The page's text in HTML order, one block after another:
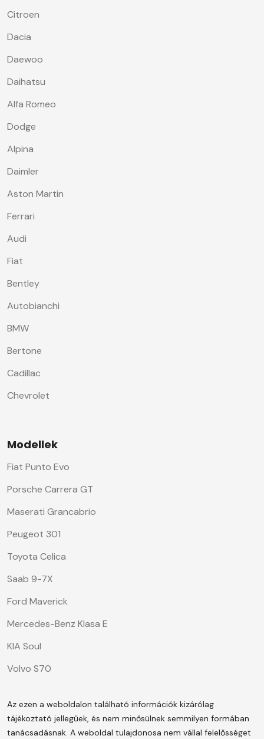
Citroen
Dacia
Daewoo
Daihatsu
Alfa Romeo
Dodge
Alpina
Daimler
Aston Martin
Ferrari
Audi
Fiat
Bentley
Autobianchi
BMW
Bertone
Cadillac
Chevrolet
Modellek
Fiat Punto Evo
Porsche Carrera GT
Maserati Grancabrio
Peugeot 301
Toyota Celica
Saab 9-7X
Ford Maverick
Mercedes-Benz Klasa E
KIA Soul
Volvo S70
Az ezen a weboldalon található információk kizárólag
tájékoztató jellegűek, és nem minősülnek semmilyen formában
tanácsadásnak. A weboldal tulajdonosa nem vállal felelősséget